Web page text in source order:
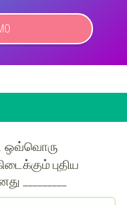
. ஒவ்வொரு
புதிய